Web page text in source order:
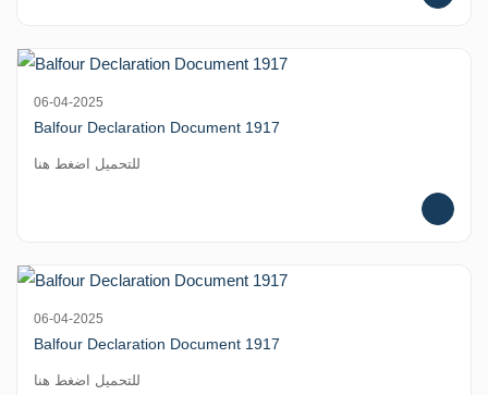
06-04-2025
Balfour Declaration Document 1917
للتحميل اضغط هنا
06-04-2025
Balfour Declaration Document 1917
للتحميل اضغط هنا